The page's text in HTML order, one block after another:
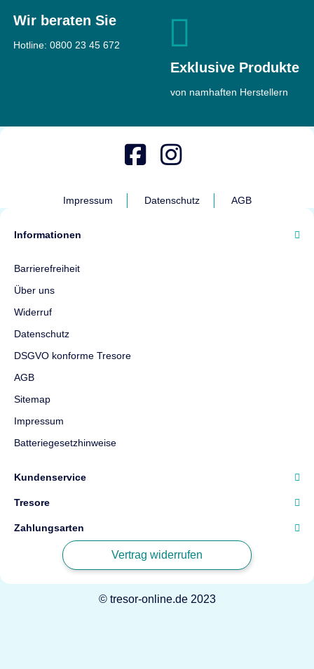
Wir beraten Sie
Hotline: 0800 23 45 672
Exklusive Produkte
von namhaften Herstellern
Impressum Datenschutz AGB
Informationen
Barrierefreiheit
Über uns
Widerruf
Datenschutz
DSGVO konforme Tresore
AGB
Sitemap
Impressum
Batteriegesetzhinweise
Kundenservice
Tresore
Zahlungsarten
Vertrag widerrufen
© tresor-online.de 2023